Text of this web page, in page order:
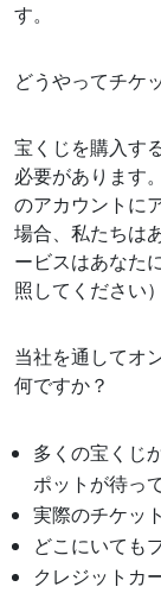
す。
どうやってチケ
宝くじを購入す
必要があります
のアカウントに
場合、私たちは
ービスはあなた
照してください）
当社を通してオ
何ですか？
多くの宝くじ
ポットが待っ
実際のチケッ
どこにいても
クレジットカ